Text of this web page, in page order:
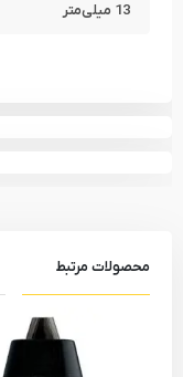
مشاهده انواعدریل چکشی 13 میلی‌متر
محصولات مرتبط